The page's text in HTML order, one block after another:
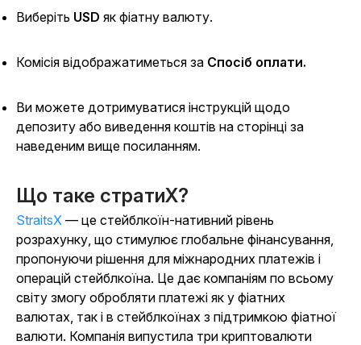
Виберіть USD як фіатну валюту.
Комісія відображатиметься за Спосіб оплати.
Ви можете дотримуватися інструкцій щодо
депозиту або виведення коштів на сторінці за
наведеним вище посиланням.
Що таке стратиX?
StraitsX — це стейблкоїн-нативний рівень
розрахунку, що стимулює глобальне фінансування,
пропонуючи рішення для міжнародних платежів і
операцій стейблкоїна. Це дає компаніям по всьому
світу змогу обробляти платежі як у фіатних
валютах, так і в стейблкоїнах з підтримкою фіатної
валюти. Компанія випустила три криптовалюти